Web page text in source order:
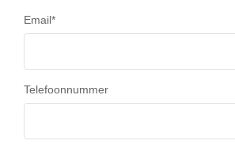
Email*
Telefoonnummer